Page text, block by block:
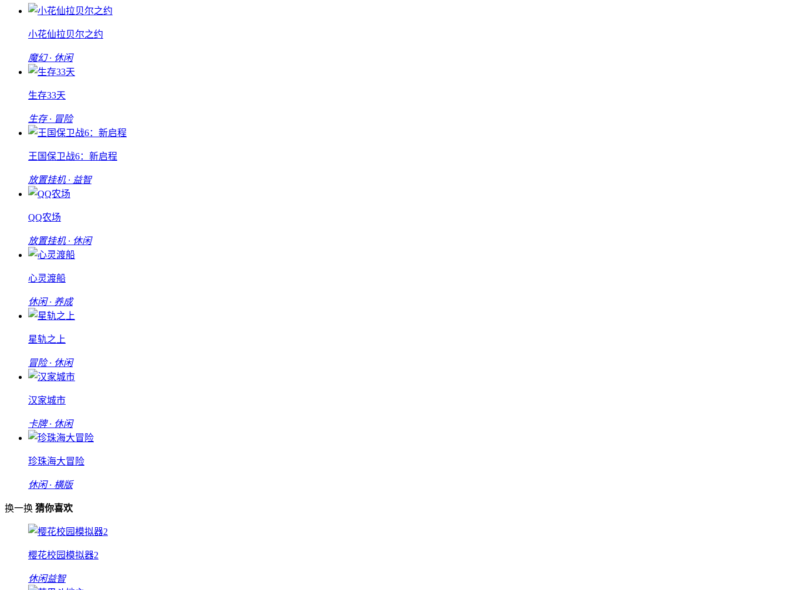
小花仙拉贝尔之约
魔幻 · 休闲
生存33天
生存 · 冒险
王国保卫战6：新启程
放置挂机 · 益智
QQ农场
放置挂机 · 休闲
心灵渡船
休闲 · 养成
星轨之上
冒险 · 休闲
汉家城市
卡牌 · 休闲
珍珠海大冒险
休闲 · 横版
换一换 猜你喜欢
樱花校园模拟器2
休闲益智